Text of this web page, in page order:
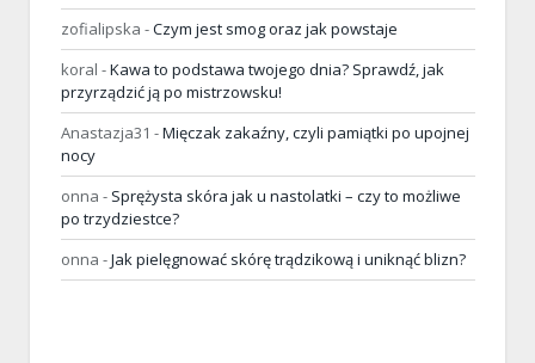
zofialipska -Czym jest smog oraz jak powstaje
koral -Kawa to podstawa twojego dnia? Sprawdź, jak
przyrządzić ją po mistrzowsku!
Anastazja31 -Mięczak zakaźny, czyli pamiątki po upojnej
nocy
onna - Sprężysta skóra jak u nastolatki – czy to możliwe
po trzydziestce?
onna -Jak pielęgnować skórę trądzikową i uniknąć blizn?